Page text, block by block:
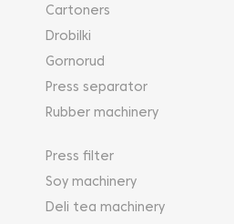
Cartoners
Drobilki
Gornorud
Press separator
Rubber machinery
Press filter
Soy machinery
Deli tea machinery